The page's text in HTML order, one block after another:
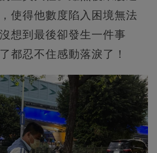
使得他數度陷入困境無法
想到最後卻發生一件事
都忍不住感動落淚了！